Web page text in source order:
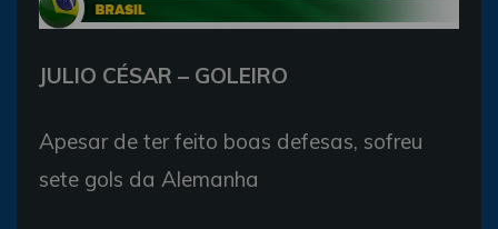
JULIO CÉSAR – GOLEIRO
Apesar de ter feito boas defesas, sofreu
sete gols da Alemanha